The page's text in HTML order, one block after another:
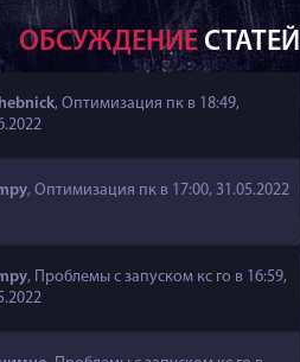
ОБСУЖДЕНИЕ СТАТЕЙ
, Оптимизация пкв 18:49,
, Оптимизация пкв 17:00, 31.05.2022
, Проблемы с запуском кс го в 16:59,